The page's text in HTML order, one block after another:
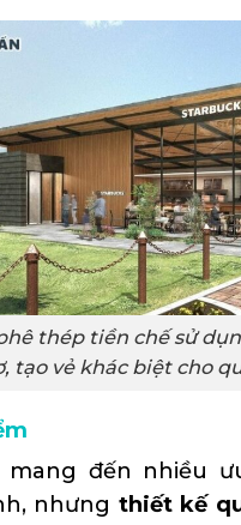
thép tiền chế sử
tạo vẻ khác biệt cho
mang đến nhiều
nhưng thiết kế